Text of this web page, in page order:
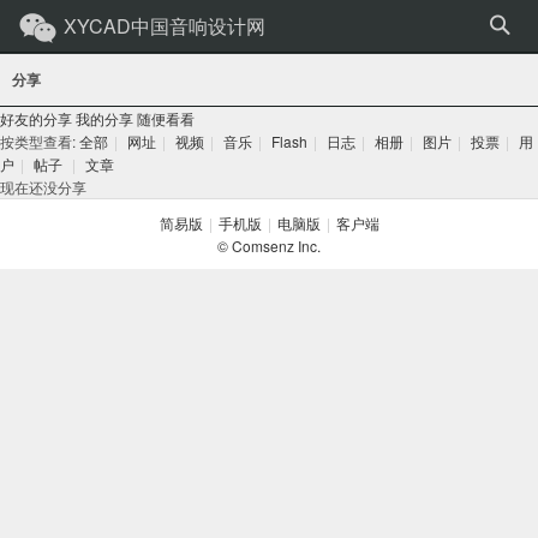
XYCAD中国音响设计网
分享
好友的分享我的分享随便看看
按类型查看:全部 | 网址 | 视频 | 音乐 | Flash | 日志 | 相册 | 图片 | 投票 | 用
户 | 帖子 | 文章
现在还没分享
简易版 | 手机版 | 电脑版 | 客户端
© Comsenz Inc.